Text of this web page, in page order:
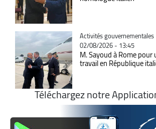
Catégorie
Activités gouvernementales
02/08/2026 - 13:45
M. Sayoud à Rome pour
travail en République
Téléchargez notre